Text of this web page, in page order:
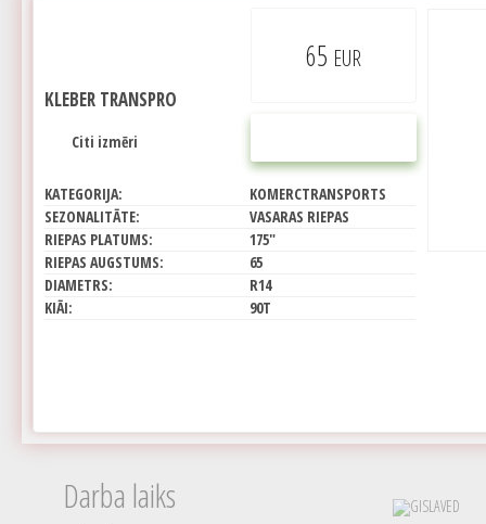
65 EUR
KLEBER TRANSPRO
Citi izmēri
KATEGORIJA:
KOMERCTRANSPORTS
SEZONALITĀTE:
VASARAS RIEPAS
RIEPAS PLATUMS:
175"
RIEPAS AUGSTUMS:
65
DIAMETRS:
R14
KIĀI:
90T
Darba laiks